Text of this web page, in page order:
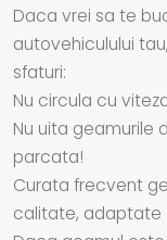
Daca vrei sa te
autovehiculului
sfaturi:
Nu circula cu
Nu uita geamurile
parcata!
Curata frecvent
calitate, adaptate